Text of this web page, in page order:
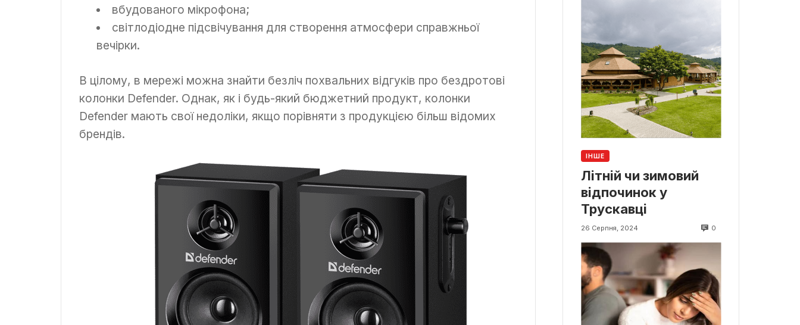
вбудованого мікрофона;
світлодіодне підсвічування для створення атмосфери справжньої
вечірки.
В цілому, в мережі можна знайти безліч похвальних відгуків про бездротові
колонки Defender. Однак, як і будь-який бюджетний продукт, колонки
Defender мають свої недоліки, якщо порівняти з продукцією більш відомих
брендів.
ІНШЕ
Літній чи зимовий
відпочинок у
Трускавці
26 Серпня, 2024 0